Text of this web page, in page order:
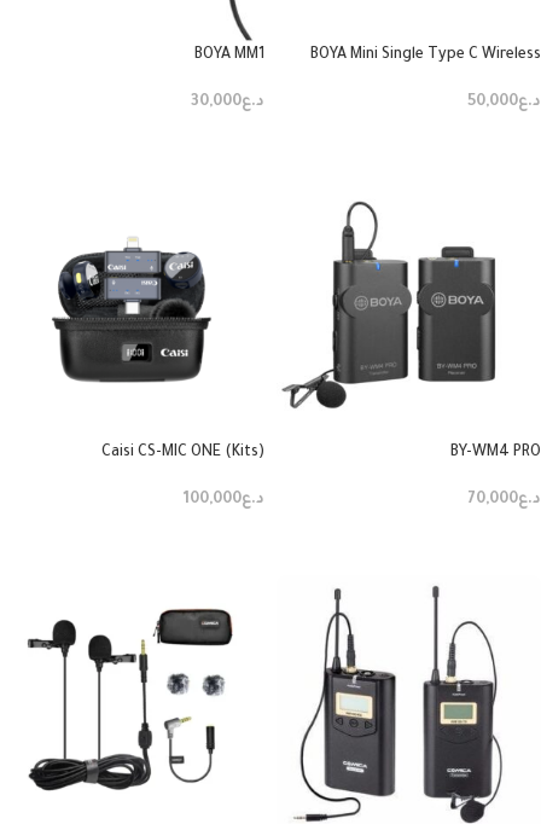
BOYA Mini Single Type C Wireless
د.ع50,000
BOYA MM1
د.ع30,000
BY-WM4 PRO
د.ع70,000
Caisi CS-MIC ONE (Kits)
د.ع100,000